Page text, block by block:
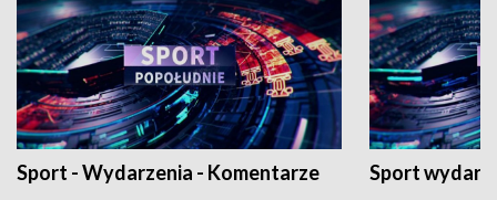
Sport - Wydarzenia - Komentarze Sport